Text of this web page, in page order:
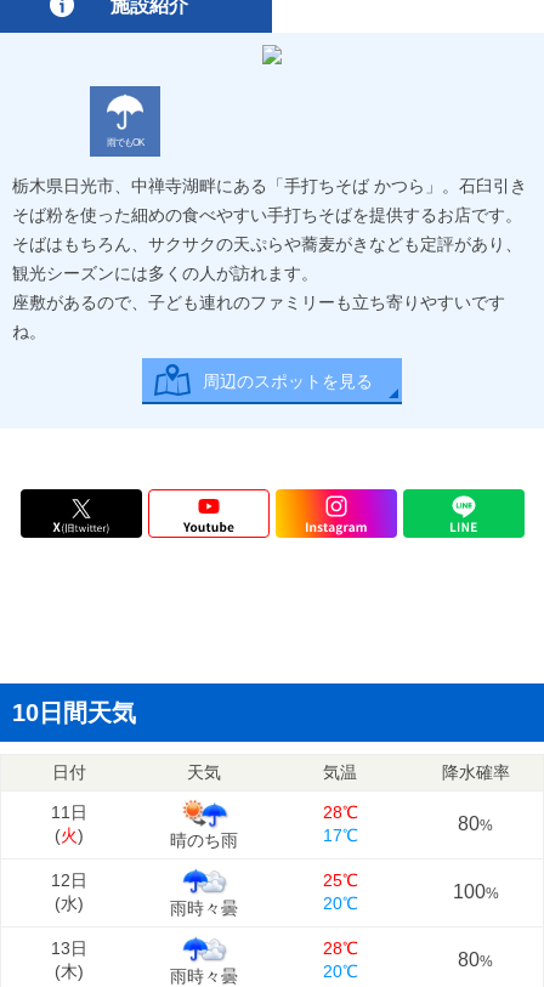
施設紹介
雨でもOK
栃木県日光市、中禅寺湖畔にある「手打ちそば かつら」。石臼引き
そば粉を使った細めの食べやすい手打ちそばを提供するお店です。
そばはもちろん、サクサクの天ぷらや蕎麦がきなども定評があり、
観光シーズンには多くの人が訪れます。
座敷があるので、子ども連れのファミリーも立ち寄りやすいです
ね。
周辺のスポットを見る
10日間天気
日付 天気 気温 降水確率
11日
(火) 晴のち雨
28℃
17℃
80%
12日
(水) 雨時々曇
25℃
20℃
100%
13日
(木) 雨時々曇
28℃
20℃
80%